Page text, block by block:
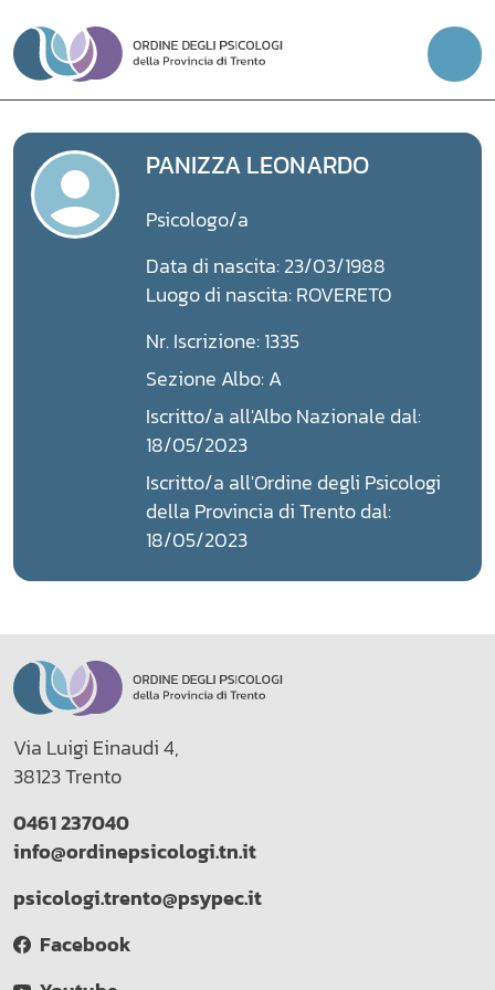
Vai
PANIZZA LEONARDO
Psicologo/a
Data di nascita: 23/03/1988
Luogo di nascita: ROVERETO
Nr. Iscrizione: 1335
Sezione Albo: A
Iscritto/a all'Albo Nazionale dal:
18/05/2023
Iscritto/a all'Ordine degli Psicologi
della Provincia di Trento dal:
18/05/2023
Via Luigi Einaudi 4,
38123 Trento
0461 237040
info@ordinepsicologi.tn.it
psicologi.trento@psypec.it
Facebook